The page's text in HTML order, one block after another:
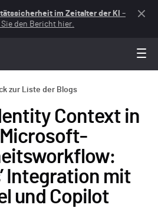
im Zeitalter der KI –
Sie den Bericht hier.
zur Liste der Blogs
Context in
Integration mit
und Copilot